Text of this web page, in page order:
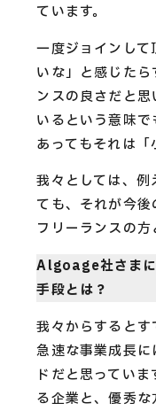
ています。
一度ジョインし
いな」と感じた
ンスの良さだと
いるという意味で
あってもそれは「
我々としては、
ても、それが今後
フリーランスの方
Algoage社さまに
手段とは？
我々からするとす
急速な事業成長
ドだと思ってい
る企業と、優秀